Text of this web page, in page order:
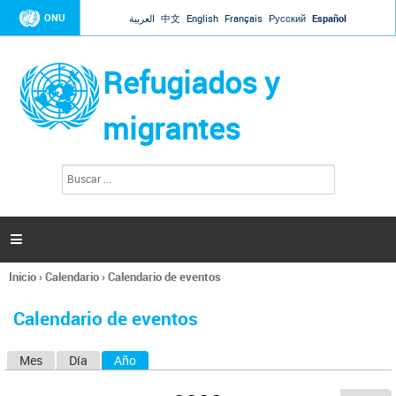
Jump to navigation
ONU العربية 中文 English Français Русский Español
Refugiados y
migrantes
l
s

Se
usted
Inicio›Calendario›Calendario de eventos
Calendario de eventos
Mes Día Año